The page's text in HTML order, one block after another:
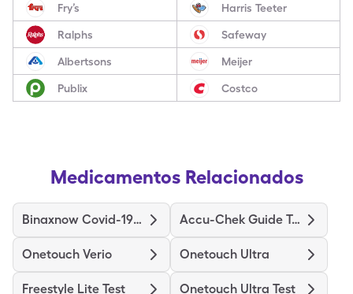
Fry’s Harris Teeter
Ralphs Safeway
Albertsons Meijer
Publix Costco
Medicamentos Relacionados
Binaxnow Covid-19 Ag Home Test Accu-Chek Guide Test
Onetouch Verio Onetouch Ultra
Freestyle Lite Test Onetouch Ultra Test